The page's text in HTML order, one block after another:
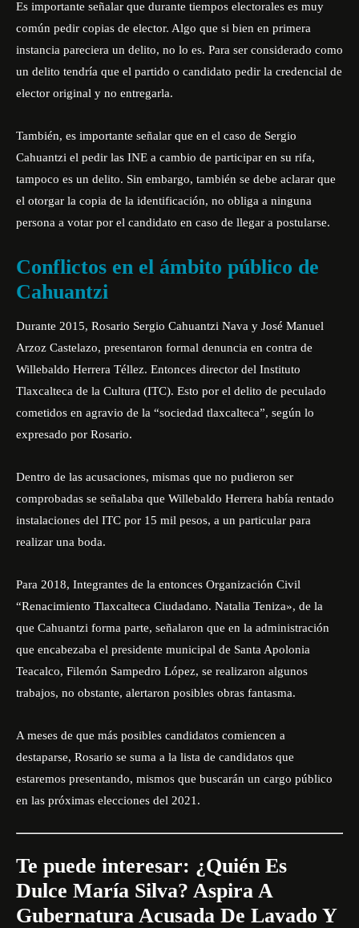
Es importante señalar que durante tiempos electorales es muy
común pedir copias de elector. Algo que si bien en primera
instancia pareciera un delito, no lo es. Para ser considerado como
un delito tendría que el partido o candidato pedir la credencial de
elector original y no entregarla.
También, es importante señalar que en el caso de Sergio
Cahuantzi el pedir las INE a cambio de participar en su rifa,
tampoco es un delito. Sin embargo, también se debe aclarar que
el otorgar la copia de la identificación, no obliga a ninguna
persona a votar por el candidato en caso de llegar a postularse.
Conflictos en el ámbito público de
Cahuantzi
Durante 2015, Rosario Sergio Cahuantzi Nava y José Manuel
Arzoz Castelazo, presentaron formal denuncia en contra de
Willebaldo Herrera Téllez. Entonces director del Instituto
Tlaxcalteca de la Cultura (ITC). Esto por el delito de peculado
cometidos en agravio de la “sociedad tlaxcalteca”, según lo
expresado por Rosario.
Dentro de las acusaciones, mismas que no pudieron ser
comprobadas se señalaba que Willebaldo Herrera había rentado
instalaciones del ITC por 15 mil pesos, a un particular para
realizar una boda.
Para 2018, Integrantes de la entonces Organización Civil
“Renacimiento Tlaxcalteca Ciudadano. Natalia Teniza», de la
que Cahuantzi forma parte, señalaron que en la administración
que encabezaba el presidente municipal de Santa Apolonia
Teacalco, Filemón Sampedro López, se realizaron algunos
trabajos, no obstante, alertaron posibles obras fantasma.
A meses de que más posibles candidatos comiencen a
destaparse, Rosario se suma a la lista de candidatos que
estaremos presentando, mismos que buscarán un cargo público
en las próximas elecciones del 2021.
Te puede interesar: ¿Quién Es
Dulce María Silva? Aspira A
Gubernatura Acusada De Lavado Y